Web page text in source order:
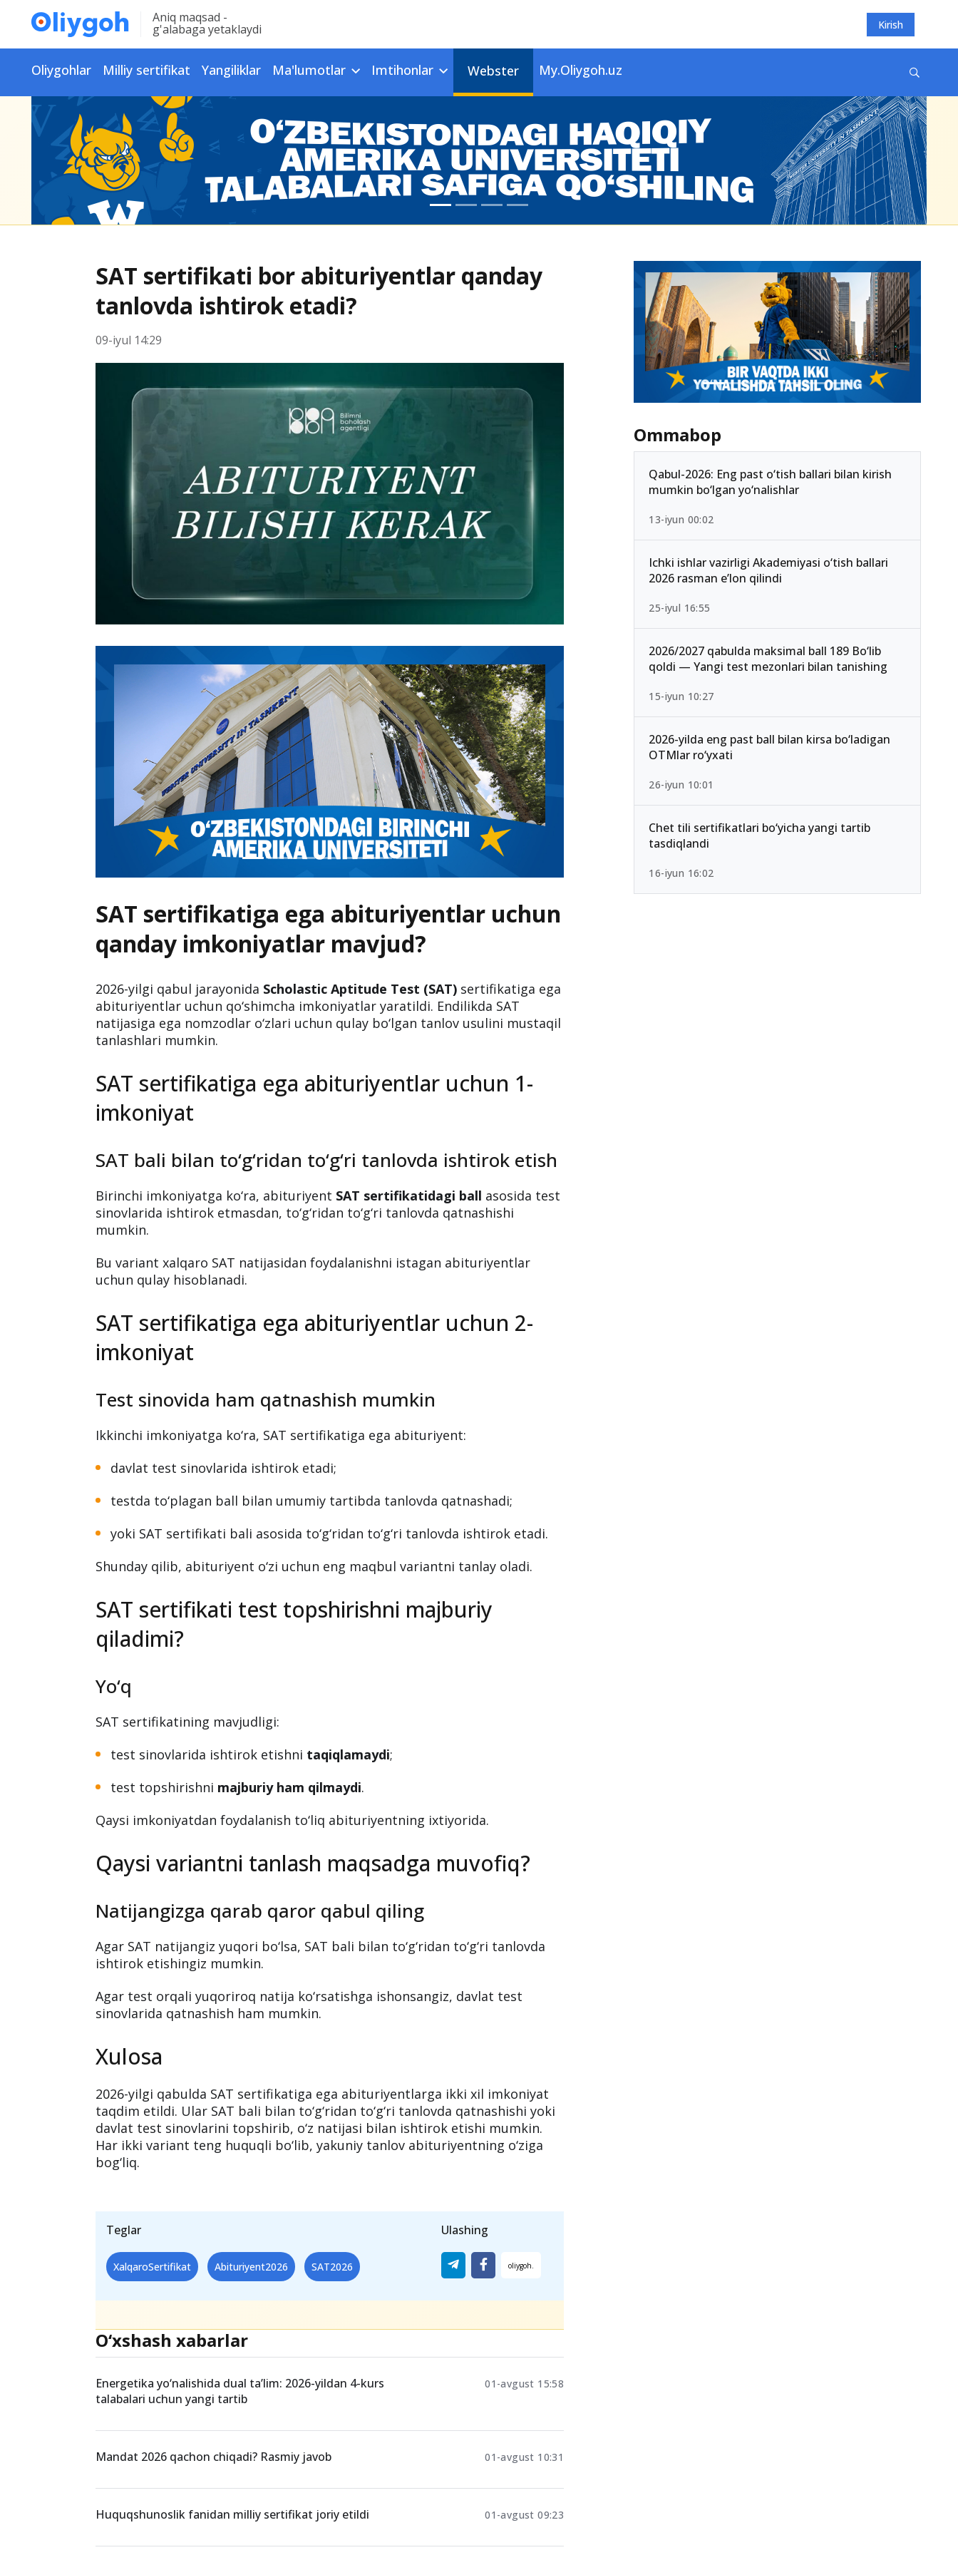
Aniq maqsad -
g'alabaga yetaklaydi Kirish
Oliygohlar Milliy sertifikat Yangiliklar Ma'lumotlar Imtihonlar Webster My.Oliygoh.uz
SAT sertifikati bor abituriyentlar qanday
tanlovda ishtirok etadi?
09-iyul 14:29
SAT sertifikatiga ega abituriyentlar uchun
qanday imkoniyatlar mavjud?
2026-yilgi qabul jarayonida Scholastic Aptitude Test (SAT) sertifikatiga ega
abituriyentlar uchun qo‘shimcha imkoniyatlar yaratildi. Endilikda SAT
natijasiga ega nomzodlar o‘zlari uchun qulay bo‘lgan tanlov usulini mustaqil
tanlashlari mumkin.
SAT sertifikatiga ega abituriyentlar uchun 1-
imkoniyat
SAT bali bilan to‘g‘ridan to‘g‘ri tanlovda ishtirok etish
Birinchi imkoniyatga ko‘ra, abituriyent SAT sertifikatidagi ball asosida test
sinovlarida ishtirok etmasdan, to‘g‘ridan to‘g‘ri tanlovda qatnashishi
mumkin.
Bu variant xalqaro SAT natijasidan foydalanishni istagan abituriyentlar
uchun qulay hisoblanadi.
SAT sertifikatiga ega abituriyentlar uchun 2-
imkoniyat
Test sinovida ham qatnashish mumkin
Ikkinchi imkoniyatga ko‘ra, SAT sertifikatiga ega abituriyent:
davlat test sinovlarida ishtirok etadi;
testda to‘plagan ball bilan umumiy tartibda tanlovda qatnashadi;
yoki SAT sertifikati bali asosida to‘g‘ridan to‘g‘ri tanlovda ishtirok etadi.
Shunday qilib, abituriyent o‘zi uchun eng maqbul variantni tanlay oladi.
SAT sertifikati test topshirishni majburiy
qiladimi?
Yo‘q
SAT sertifikatining mavjudligi:
test sinovlarida ishtirok etishni taqiqlamaydi;
test topshirishni majburiy ham qilmaydi.
Qaysi imkoniyatdan foydalanish to‘liq abituriyentning ixtiyorida.
Qaysi variantni tanlash maqsadga muvofiq?
Natijangizga qarab qaror qabul qiling
Agar SAT natijangiz yuqori bo‘lsa, SAT bali bilan to‘g‘ridan to‘g‘ri tanlovda
ishtirok etishingiz mumkin.
Agar test orqali yuqoriroq natija ko‘rsatishga ishonsangiz, davlat test
sinovlarida qatnashish ham mumkin.
Xulosa
2026-yilgi qabulda SAT sertifikatiga ega abituriyentlarga ikki xil imkoniyat
taqdim etildi. Ular SAT bali bilan to‘g‘ridan to‘g‘ri tanlovda qatnashishi yoki
davlat test sinovlarini topshirib, o‘z natijasi bilan ishtirok etishi mumkin.
Har ikki variant teng huquqli bo‘lib, yakuniy tanlov abituriyentning o‘ziga
bog‘liq.
Teglar
XalqaroSertifikat Abituriyent2026 SAT2026
Ulashing
O‘xshash xabarlar
Energetika yo‘nalishida dual ta’lim: 2026-yildan 4-kurs
talabalari uchun yangi tartib
01-avgust 15:58
Mandat 2026 qachon chiqadi? Rasmiy javob 01-avgust 10:31
Huquqshunoslik fanidan milliy sertifikat joriy etildi 01-avgust 09:23
Ommabop
Qabul-2026: Eng past o‘tish ballari bilan kirish
mumkin bo‘lgan yo‘nalishlar
13-iyun 00:02
Ichki ishlar vazirligi Akademiyasi o‘tish ballari
2026 rasman e’lon qilindi
25-iyul 16:55
2026/2027 qabulda maksimal ball 189 Bo‘lib
qoldi — Yangi test mezonlari bilan tanishing
15-iyun 10:27
2026-yilda eng past ball bilan kirsa bo‘ladigan
OTMlar ro‘yxati
26-iyun 10:01
Chet tili sertifikatlari bo‘yicha yangi tartib
tasdiqlandi
16-iyun 16:02